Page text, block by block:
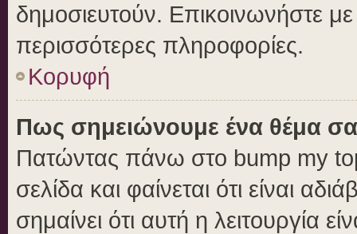
δημοσιευτούν. Επικοινωνήστε
περισσότερες πληροφορίες.
Κορυφή
Πως σημειώνουμε ένα θέμα
Πατώντας πάνω στο bump my
σελίδα και φαίνεται ότι είναι
σημαίνει ότι αυτή η λειτουργία